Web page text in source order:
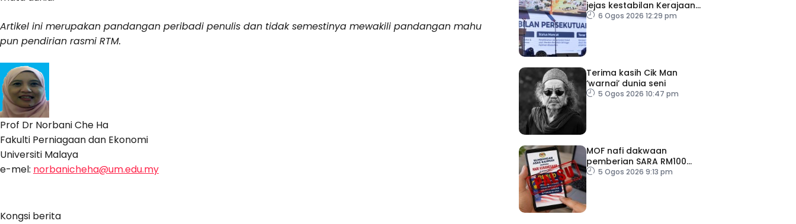
Artikel ini merupakan pandangan peribadi penulis dan tidak semestinya mewakili pandangan mahu
pun pendirian rasmi RTM.
Prof Dr Norbani Che Ha
Fakulti Perniagaan dan Ekonomi
Universiti Malaya
e-mel: norbanicheha@um.edu.my
Kongsi berita
jejas kestabilan Kerajaan
Perpaduan Persekutuan –
6 Ogos 2026 12:29 pm
Terima kasih Cik Man
‘warnai’ dunia seni
5 Ogos 2026 10:47 pm
MOF nafi dakwaan
pemberian SARA RM100
sempena Hari Kebangsaan
5 Ogos 2026 9:13 pm